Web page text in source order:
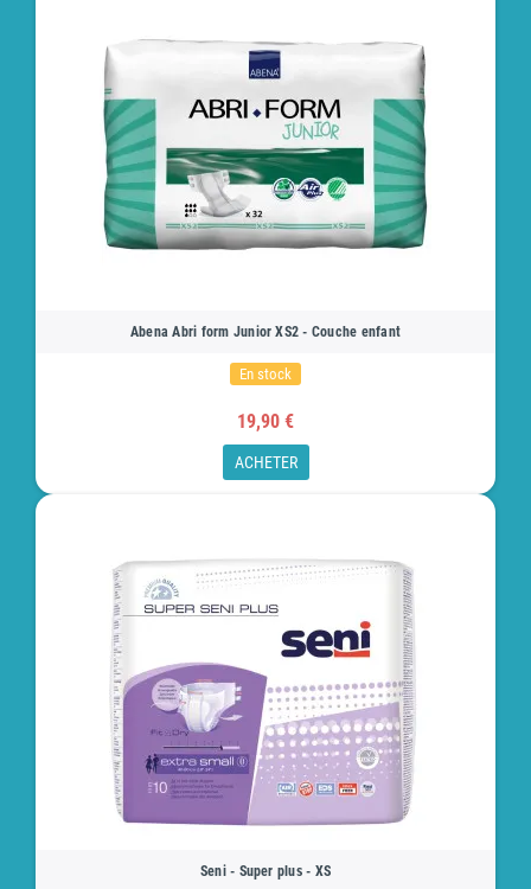
Abena Abri form Junior XS2 - Couche enfant
En stock
19,90 €
ACHETER
Seni - Super plus - XS